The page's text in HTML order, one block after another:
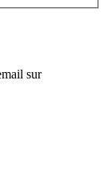
sur